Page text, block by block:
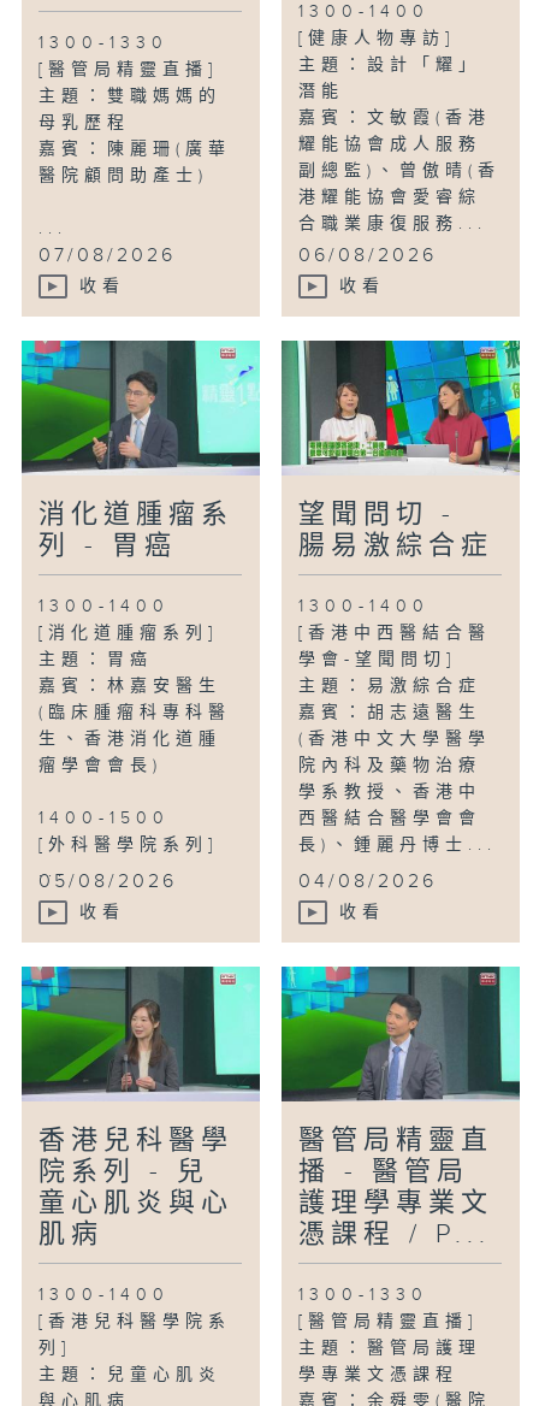
1300-1330
[醫管局精靈直播]
主題：雙職媽媽的
母乳歷程
嘉賓：陳麗珊(廣華
醫院顧問助產士)
...
07/08/2026
收看
1300-1400
[健康人物專訪]
主題：設計「耀」
潛能
嘉賓：文敏霞(香港
耀能協會成人服務
副總監)、曾傲晴(香
港耀能協會愛睿綜
合職業康復服務...
06/08/2026
收看
消化道腫瘤系
列 - 胃癌
1300-1400
[消化道腫瘤系列]
主題：胃癌
嘉賓：林嘉安醫生
(臨床腫瘤科專科醫
生、香港消化道腫
瘤學會會長)
1400-1500
[外科醫學院系列]
...
05/08/2026
收看
望聞問切 -
腸易激綜合症
1300-1400
[香港中西醫結合醫
學會-望聞問切]
主題：易激綜合症
嘉賓：胡志遠醫生
(香港中文大學醫學
院內科及藥物治療
學系教授、香港中
西醫結合醫學會會
長)、鍾麗丹博士...
04/08/2026
收看
香港兒科醫學
院系列 - 兒
童心肌炎與心
肌病
1300-1400
[香港兒科醫學院系
列]
主題：兒童心肌炎
與心肌病
醫管局精靈直
播 - 醫管局
護理學專業文
憑課程 / P...
1300-1330
[醫管局精靈直播]
主題：醫管局護理
學專業文憑課程
嘉賓：余舜雯(醫院